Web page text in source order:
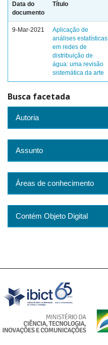
Data do
documento
Título
9-Mar-2021
Aplicação de
análises estatísticas
em redes de
distribuição de
água: uma revisão
sistemática da arte
Busca facetada
Autoria
Assunto
Áreas de conhecimento
Contém Objeto Digital